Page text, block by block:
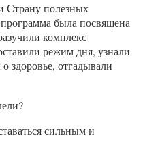
Страну полезных
была посвящена
комплекс
режим дня, узнали
здоровье, отгадывали
сильным и